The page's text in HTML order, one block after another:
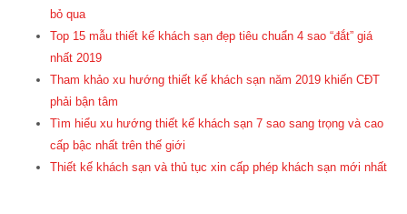
bỏ qua
Top 15 mẫu thiết kế khách sạn đẹp tiêu chuẩn 4 sao “đắt” giá
nhất 2019
Tham khảo xu hướng thiết kế khách sạn năm 2019 khiến CĐT
phải bận tâm
Tìm hiểu xu hướng thiết kế khách sạn 7 sao sang trọng và cao
cấp bậc nhất trên thế giới
Thiết kế khách sạn và thủ tục xin cấp phép khách sạn mới nhất